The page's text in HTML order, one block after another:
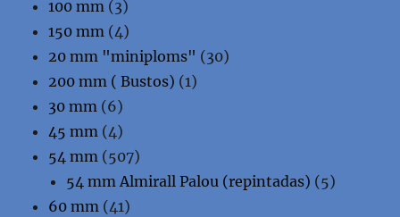
100 mm (3)
150 mm (4)
20 mm "miniploms" (30)
200 mm ( Bustos) (1)
30 mm (6)
45 mm (4)
54 mm (507)
54 mm Almirall Palou (repintadas) (5)
60 mm (41)